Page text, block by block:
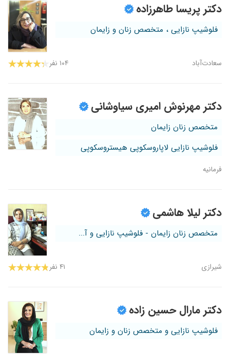
دکتر پریسا طاهرزاده
فلوشیپ نازایی ، متخصص زنان و زایمان
سعادت‌آباد ۱۰۴ نفر
دکتر مهرنوش امیری سیاوشانی
متخصص زنان زایمان
فلوشیپ نازایی لاپاروسکوپی هیستروسکوپی
فرمانیه
دکتر لیلا هاشمی
متخصص زنان زایمان - فلوشیپ نازایی و آ...
شیرازی ۴۱ نفر
دکتر مارال حسین زاده
فلوشیپ نازایی و متخصص زنان و زایمان